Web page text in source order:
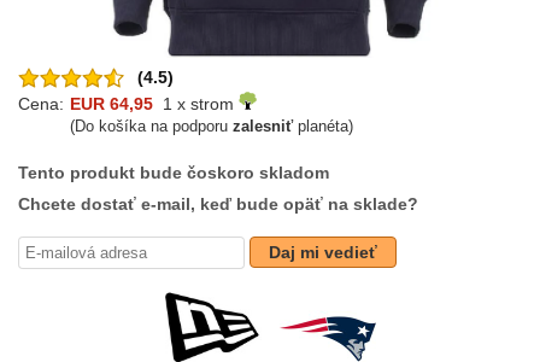
(4.5)
Cena: EUR 64,95 1 x strom
(Do košíka na podporu zalesniťplanéta)
Tento produkt bude čoskoro skladom
Chcete dostať e-mail, keď bude opäť na sklade?
Daj mi vedieť